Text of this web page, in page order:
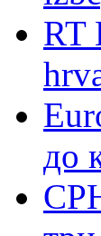
RT
до